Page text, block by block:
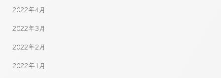
2022年4月
2022年3月
2022年2月
2022年1月